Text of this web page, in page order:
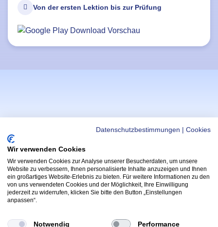
Datenschutzbestimmungen Cookies
Wir verwenden Cookies
Wir verwenden Cookies zur Analyse unserer Besucherdaten, um unsere
Website zu verbessern, Ihnen personalisierte Inhalte anzuzeigen und Ihnen
ein großartiges Website-Erlebnis zu bieten. Für weitere Informationen zu den
von uns verwendeten Cookies und der Möglichkeit, Ihre Einwilligung
jederzeit zu widerrufen, klicken Sie bitte den Button „Einstellungen
anpassen“.
Notwendig Performance
Von der ersten Lektion bis zur Prüfung
WICHTIGE LINKS
Helmi Post
Kontakt & Support
APPS
Hoppala App
(Öffnet in
Radfahrprüfung